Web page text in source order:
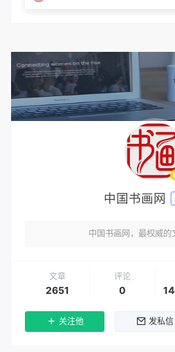
中国书画网
中国书画网，最权威的
文章
2651
评论
0
关注他 发私信